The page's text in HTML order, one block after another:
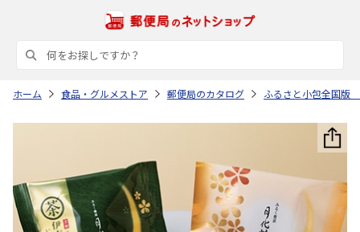
ホーム 食品・グルメストア 郵便局のカタログ ふるさと小包全国版